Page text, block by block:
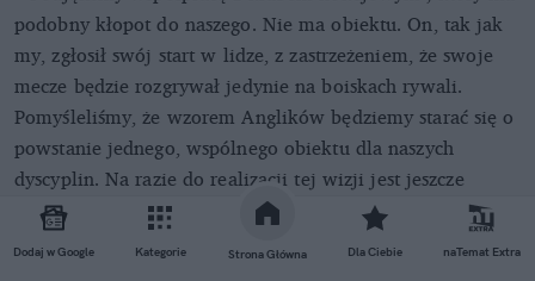
Dodaj w Google Kategorie Strona Główna Dla Ciebie naTemat Extra
podobny kłopot do naszego. Nie ma obiektu. On, tak jak
my, zgłosił swój start w lidze, z zastrzeżeniem, że swoje
mecze będzie rozgrywał jedynie na boiskach rywali.
Pomyśleliśmy, że wzorem Anglików będziemy starać się o
powstanie jednego, wspólnego obiektu dla naszych
dyscyplin. Na razie do realizacji tej wizji jest jeszcze
bardzo długa droga – zdradza Jankowski.
REKLAMA